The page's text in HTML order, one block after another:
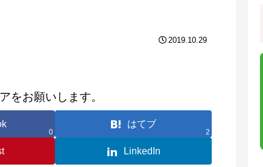
2019.10.29
をお願いします。
0
はてブ
2
LinkedIn